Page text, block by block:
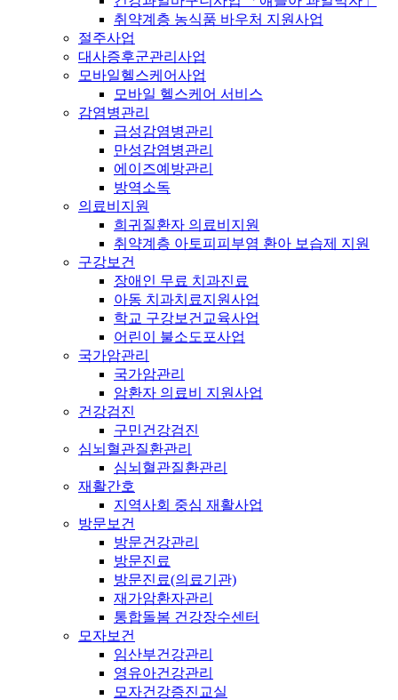
취약계층 농식품 바우처 지원사업
절주사업
대사증후군관리사업
모바일헬스케어사업
모바일 헬스케어 서비스
감염병관리
급성감염병관리
만성감염병관리
에이즈예방관리
방역소독
의료비지원
희귀질환자 의료비지원
취약계층 아토피피부염 환아 보습제 지원
구강보건
장애인 무료 치과진료
아동 치과치료지원사업
학교 구강보건교육사업
어린이 불소도포사업
국가암관리
국가암관리
암환자 의료비 지원사업
건강검진
구민건강검진
심뇌혈관질환관리
심뇌혈관질환관리
재활간호
지역사회 중심 재활사업
방문보건
방문건강관리
방문진료
방문진료(의료기관)
재가암환자관리
통합돌봄 건강장수센터
모자보건
임산부건강관리
영유아건강관리
모자건강증진교실